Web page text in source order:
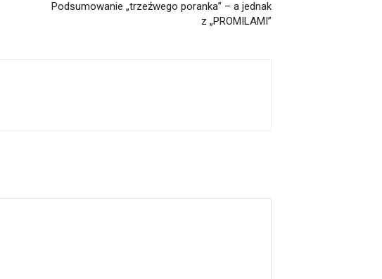
Podsumowanie „trzeźwego poranka” – a jednak
z „PROMILAMI”